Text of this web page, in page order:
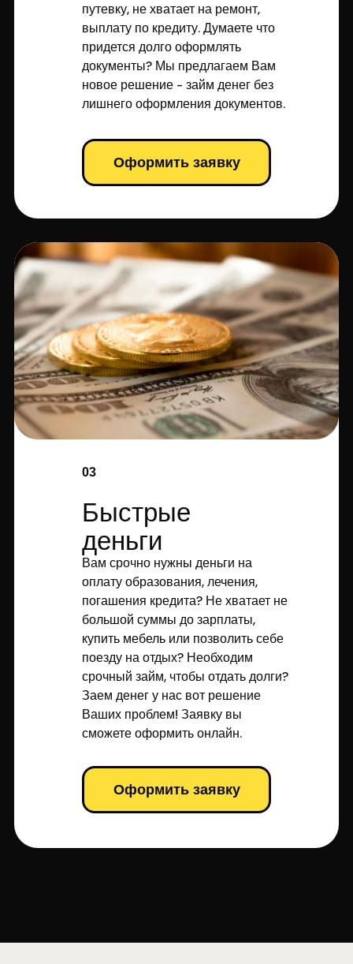
путевку, не хватает на ремонт,
выплату по кредиту. Думаете что
придется долго оформлять
документы? Мы предлагаем Вам
новое решение - займ денег без
лишнего оформления документов.
Оформить заявку
03
Быстрые
деньги
Вам срочно нужны деньги на
оплату образования, лечения,
погашения кредита? Не хватает не
большой суммы до зарплаты,
купить мебель или позволить себе
поезду на отдых? Необходим
срочный займ, чтобы отдать долги?
Заем денег у нас вот решение
Ваших проблем! Заявку вы
сможете оформить онлайн.
Оформить заявку